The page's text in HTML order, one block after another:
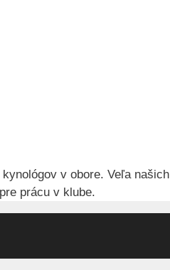
v obore. Veľa
prácu v klube.